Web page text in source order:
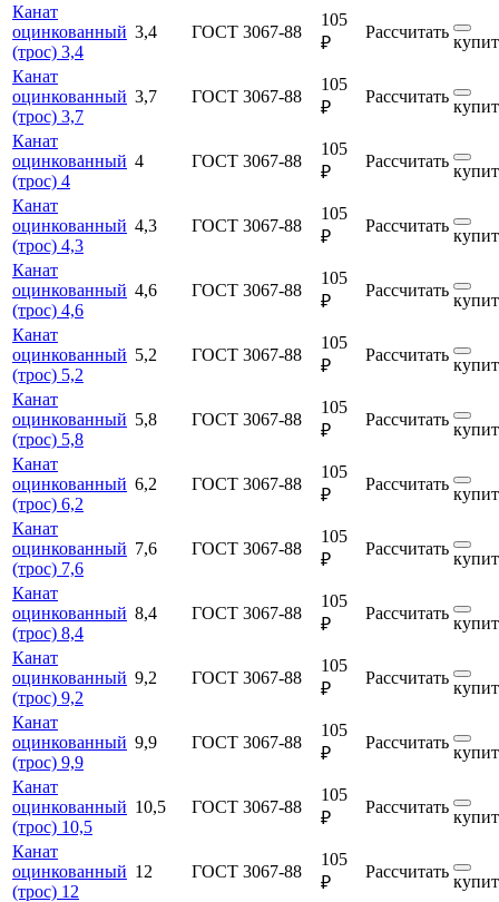
Канат
оцинкованный
(трос) 3,4
3,4 ГОСТ 3067-88
105
₽
Рассчитать
Канат
оцинкованный
(трос) 3,7
3,7 ГОСТ 3067-88
105
₽
Рассчитать
Канат
оцинкованный
(трос) 4
4 ГОСТ 3067-88
105
₽
Рассчитать
Канат
оцинкованный
(трос) 4,3
4,3 ГОСТ 3067-88
105
₽
Рассчитать
Канат
оцинкованный
(трос) 4,6
4,6 ГОСТ 3067-88
105
₽
Рассчитать
Канат
оцинкованный
(трос) 5,2
5,2 ГОСТ 3067-88
105
₽
Рассчитать
Канат
оцинкованный
(трос) 5,8
5,8 ГОСТ 3067-88
105
₽
Рассчитать
Канат
оцинкованный
(трос) 6,2
6,2 ГОСТ 3067-88
105
₽
Рассчитать
Канат
оцинкованный
(трос) 7,6
7,6 ГОСТ 3067-88
105
₽
Рассчитать
Канат
оцинкованный
(трос) 8,4
8,4 ГОСТ 3067-88
105
₽
Рассчитать
Канат
оцинкованный
(трос) 9,2
9,2 ГОСТ 3067-88
105
₽
Рассчитать
Канат
оцинкованный
(трос) 9,9
9,9 ГОСТ 3067-88
105
₽
Рассчитать
Канат
оцинкованный
(трос) 10,5
10,5 ГОСТ 3067-88
105
₽
Рассчитать
Канат
оцинкованный
(трос) 12
12 ГОСТ 3067-88
105
₽
Рассчитать